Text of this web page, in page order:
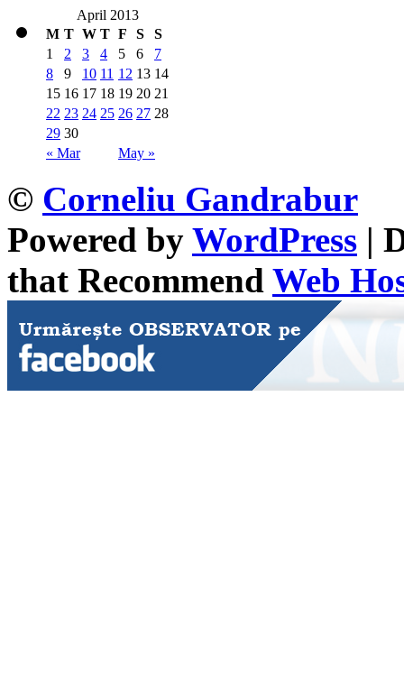
April 2013
M T W T F S S
« Mar May »
1 2 3 4 5 6
7
8
9 10 11 12 13 14
15 16 17 18 19 20 21
22 23 24 25 26 27 28
29 30
© Corneliu Gandrabur
Powered by WordPress |
that Recommend Web